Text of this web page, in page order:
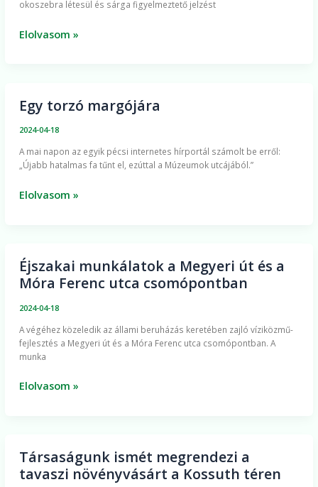
okoszebra létesül és sárga figyelmeztető jelzést
ideiglenes
Elolvasom »
Egy torzó margójára
2024-04-18
A mai napon az egyik pécsi internetes hírportál számolt be erről:
„Újabb hatalmas fa tűnt el, ezúttal a Múzeumok utcájából.”
Egy
Elolvasom »
Éjszakai munkálatok a Megyeri út és a
Móra Ferenc utca csomópontban
2024-04-18
​A végéhez közeledik az állami beruházás keretében zajló víziközmű-
fejlesztés a Megyeri út és a Móra Ferenc utca csomópontban. A
munka
Éjszakai
munkálatok
út
és
Móra
Elolvasom »
Társaságunk ismét megrendezi a
tavaszi növényvásárt a Kossuth téren
Társaságunk
ismét